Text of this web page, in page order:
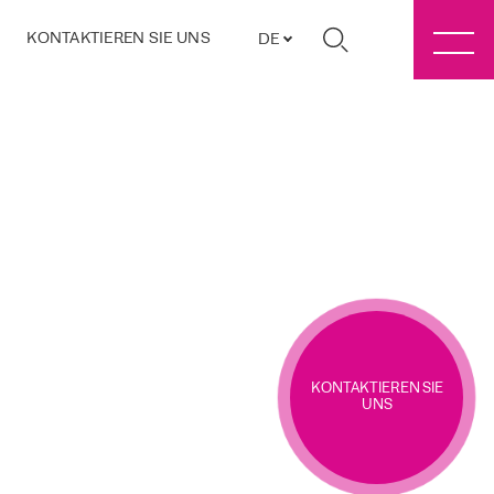
KONTAKTIEREN SIE UNS DE
KONTAKTIEREN SIE
UNS